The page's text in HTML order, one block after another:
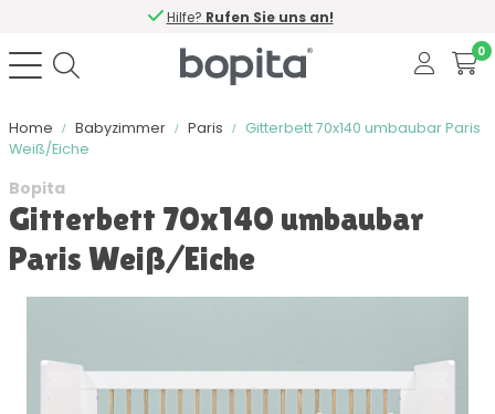
Hilfe? Rufen Sie uns an!
0
Home Babyzimmer Paris
Gitterbett 70x140 umbaubar Paris
Weiß/Eiche
Bopita
Gitterbett 70x140 umbaubar
Paris Weiß/Eiche